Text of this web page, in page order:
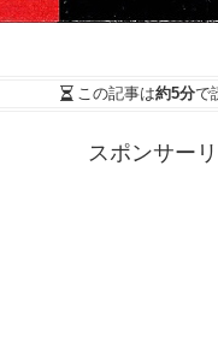
この記事は約5分で
スポンサー